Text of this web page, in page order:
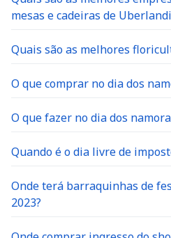
mesas e cadeiras de
Quais são as melhores
O que comprar no dia dos
O que fazer no dia dos
Quando é o dia livre de
Onde terá barraquinhas de
2023?
Onde comprar ingresso do